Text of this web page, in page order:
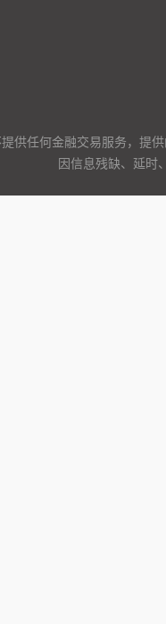
供任何金融交易服务，提
因信息残缺、延时